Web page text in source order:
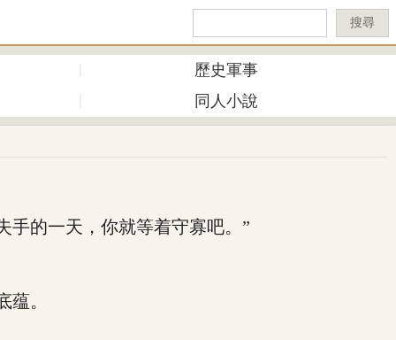
搜尋
歷史軍事
同人小說
的一天，你就等着守寡吧。”
。